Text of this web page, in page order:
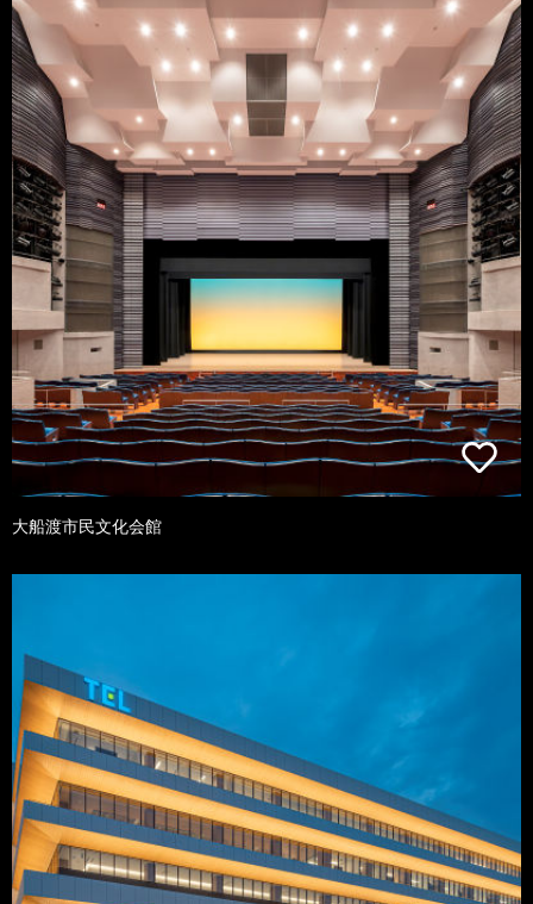
大船渡市民文化会館